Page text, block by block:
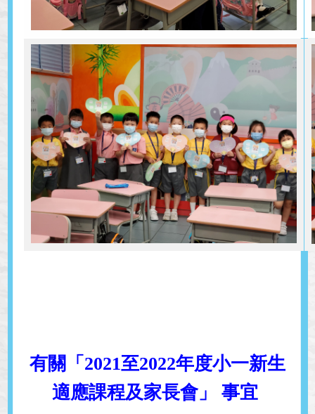
有關「2021至2022年度小一新生
適應課程及家長會」 事宜